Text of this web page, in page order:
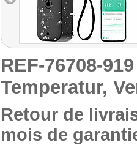
REF-76708-
Temperatur,
Retour de
mois de